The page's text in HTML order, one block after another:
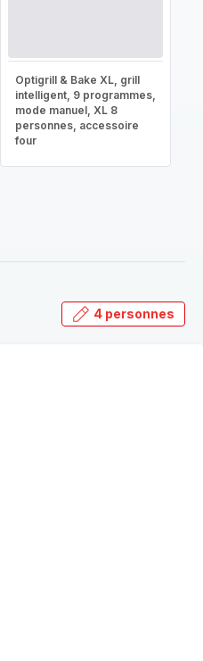
Optigrill & Bake XL, grill
intelligent, 9 programmes,
mode manuel, XL 8
personnes, accessoire
four
4 personnes